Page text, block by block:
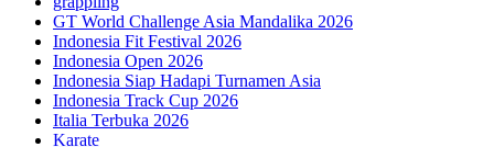
GT World Challenge Asia Mandalika 2026
Indonesia Fit Festival 2026
Indonesia Open 2026
Indonesia Siap Hadapi Turnamen Asia
Indonesia Track Cup 2026
Italia Terbuka 2026
Karate